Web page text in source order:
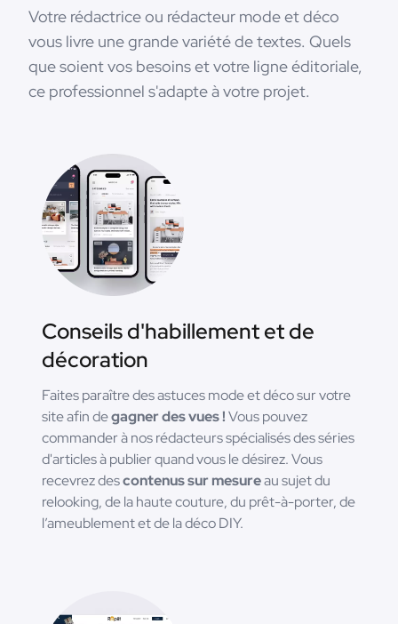
Votre rédactrice ou rédacteur mode et déco
vous livre une grande variété de textes. Quels
que soient vos besoins et votre ligne éditoriale,
ce professionnel s'adapte à votre projet.
Conseils d'habillement et de
décoration
Faites paraître des astuces mode et déco sur votre
site afin degagner des vues !Vous pouvez
commander à nos rédacteurs spécialisés des séries
d'articles à publier quand vous le désirez. Vous
recevrez descontenus sur mesureau sujet du
relooking, de la haute couture, du prêt-à-porter, de
l’ameublement et de la déco DIY.